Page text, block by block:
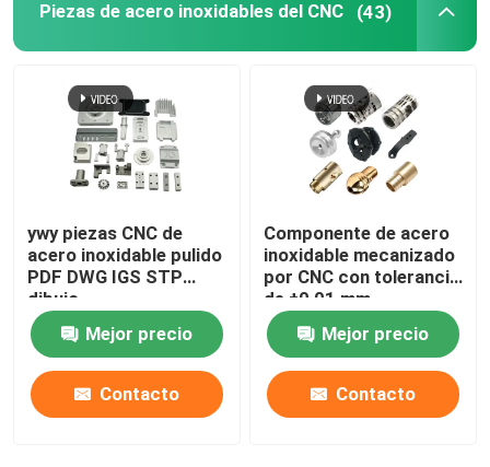
Piezas de acero inoxidables del CNC (43)
ywy piezas CNC de
acero inoxidable pulido
PDF DWG IGS STP
dibujo
Mejor precio
Contacto
Componente de acero
inoxidable mecanizado
por CNC con tolerancia
de ±0,01 mm
Mejor precio
Contacto